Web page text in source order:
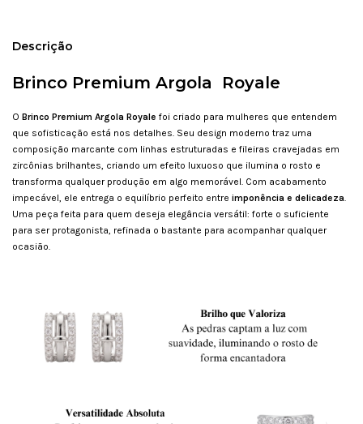
Descrição
Brinco Premium Argola Royale
O Brinco Premium Argola Royale foi criado para mulheres que entendem
que sofisticação está nos detalhes. Seu design moderno traz uma
composição marcante com linhas estruturadas e fileiras cravejadas em
zircônias brilhantes, criando um efeito luxuoso que ilumina o rosto e
transforma qualquer produção em algo memorável. Com acabamento
impecável, ele entrega o equilíbrio perfeito entre imponência e delicadeza
Uma peça feita para quem deseja elegância versátil: forte o suficiente
para ser protagonista, refinada o bastante para acompanhar qualquer
ocasião.